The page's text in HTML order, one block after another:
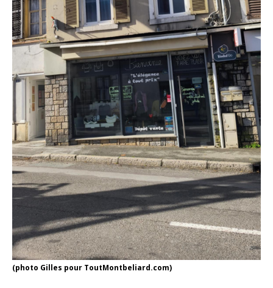
(photo Gilles pour ToutMontbeliard.com)